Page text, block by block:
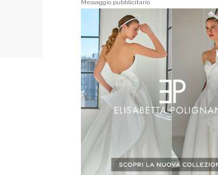
Messaggio pubblicitario